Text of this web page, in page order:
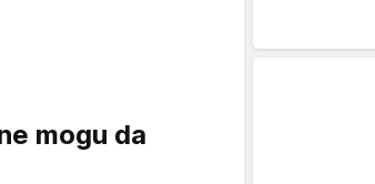
mogu da